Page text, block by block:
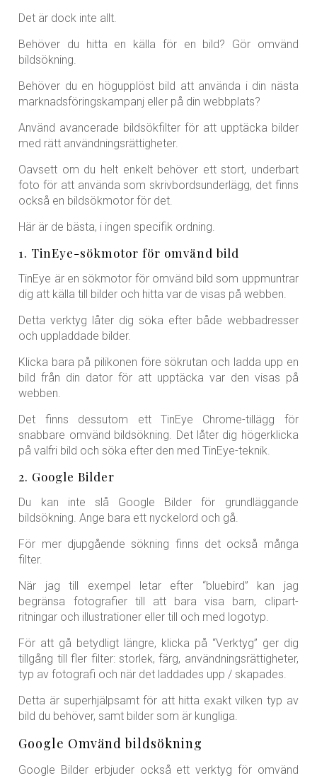
Det är dock inte allt.
Behöver du hitta en källa för en bild? Gör omvänd
bildsökning.
Behöver du en högupplöst bild att använda i din nästa
marknadsföringskampanj eller på din webbplats?
Använd avancerade bildsökfilter för att upptäcka bilder
med rätt användningsrättigheter.
Oavsett om du helt enkelt behöver ett stort, underbart
foto för att använda som skrivbordsunderlägg, det finns
också en bildsökmotor för det.
Här är de bästa, i ingen specifik ordning.
1. TinEye-sökmotor för omvänd bild
TinEye är en sökmotor för omvänd bild som uppmuntrar
dig att källa till bilder och hitta var de visas på webben.
Detta verktyg låter dig söka efter både webbadresser
och uppladdade bilder.
Klicka bara på pilikonen före sökrutan och ladda upp en
bild från din dator för att upptäcka var den visas på
webben.
Det finns dessutom ett TinEye Chrome-tillägg för
snabbare omvänd bildsökning. Det låter dig högerklicka
på valfri bild och söka efter den med TinEye-teknik.
2. Google Bilder
Du kan inte slå Google Bilder för grundläggande
bildsökning. Ange bara ett nyckelord och gå.
För mer djupgående sökning finns det också många
filter.
När jag till exempel letar efter “bluebird” kan jag
begränsa fotografier till att bara visa barn, clipart-
ritningar och illustrationer eller till och med logotyp.
För att gå betydligt längre, klicka på “Verktyg” ger dig
tillgång till fler filter: storlek, färg, användningsrättigheter,
typ av fotografi och när det laddades upp / skapades.
Detta är superhjälpsamt för att hitta exakt vilken typ av
bild du behöver, samt bilder som är kungliga.
Google Omvänd bildsökning
Google Bilder erbjuder också ett verktyg för omvänd